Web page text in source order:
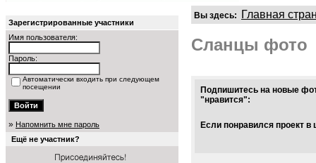
Зарегистрированные участники
Имя пользователя:
Пароль:
Автоматически входить при следующем
посещении
» Напомнить мне пароль
Ещё не участник?
Вы здесь: Главная
Сланцы фото
Подпишитесь на новые
"нравится":
Если понравился проект